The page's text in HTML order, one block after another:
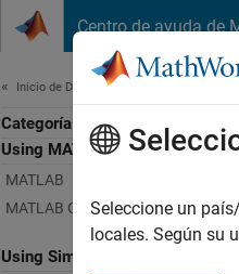
Centro de ayuda de
Inicio de Documentación
Categoría
Using MATLAB
MATLAB
MATLAB Copilot
Using Simulink
Seleccione un
locales. Según su